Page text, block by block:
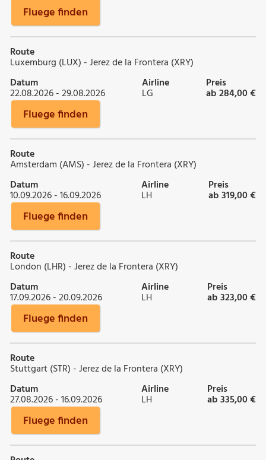
Fluege finden
Route
Luxemburg (LUX) - Jerez de la Frontera (XRY)
Datum
22.08.2026 - 29.08.2026
Airline
LG
Preis
ab 284,00 €
Fluege finden
Route
Amsterdam (AMS) - Jerez de la Frontera (XRY)
Datum
10.09.2026 - 16.09.2026
Airline
LH
Preis
ab 319,00 €
Fluege finden
Route
London (LHR) - Jerez de la Frontera (XRY)
Datum
17.09.2026 - 20.09.2026
Airline
LH
Preis
ab 323,00 €
Fluege finden
Route
Stuttgart (STR) - Jerez de la Frontera (XRY)
Datum
27.08.2026 - 16.09.2026
Airline
LH
Preis
ab 335,00 €
Fluege finden